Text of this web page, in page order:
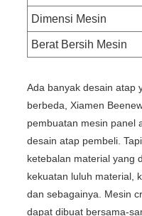
Dimensi Mesin
Berat Bersih Mesin
Ada banyak desain atap
berbeda, Xiamen
pembuatan mesin panel
desain atap pembeli.
ketebalan material yang
kekuatan luluh material,
dan sebagainya. Mesin
dapat dibuat bersama-